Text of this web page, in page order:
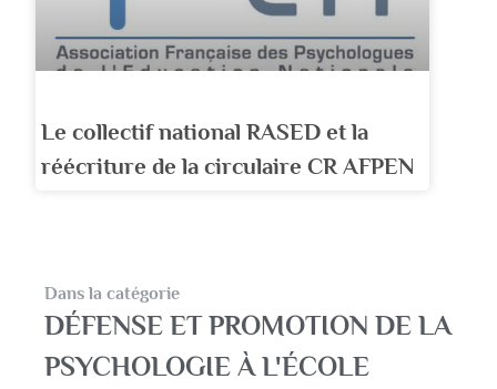
Le collectif national RASED et la
réécriture de la circulaire CR AFPEN
Dans la catégorie
DÉFENSE ET PROMOTION DE LA
PSYCHOLOGIE À L'ÉCOLE